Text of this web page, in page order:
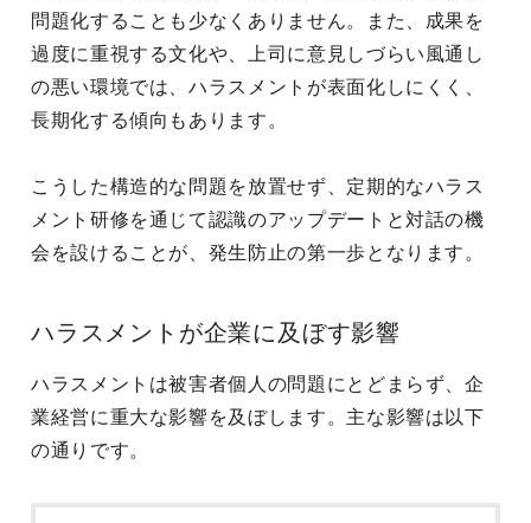
問題化することも少なくありません。また、成果を
過度に重視する文化や、上司に意見しづらい風通し
の悪い環境では、ハラスメントが表面化しにくく、
長期化する傾向もあります。
こうした構造的な問題を放置せず、定期的なハラス
メント研修を通じて認識のアップデートと対話の機
会を設けることが、発生防止の第一歩となります。
ハラスメントが企業に及ぼす影響
ハラスメントは被害者個人の問題にとどまらず、企
業経営に重大な影響を及ぼします。主な影響は以下
の通りです。